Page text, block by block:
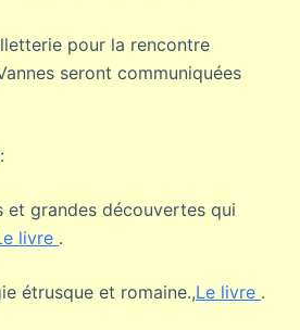
pour la rencontre
seront communiquées
et grandes découvertes qui
livre .
étrusque et romaine.,Le livre .